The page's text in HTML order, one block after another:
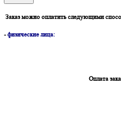
Заказ можно оплатить следующими
-физические лица:
Оплата